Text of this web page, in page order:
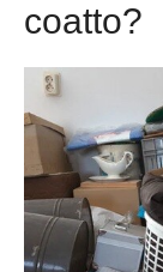
coatto?